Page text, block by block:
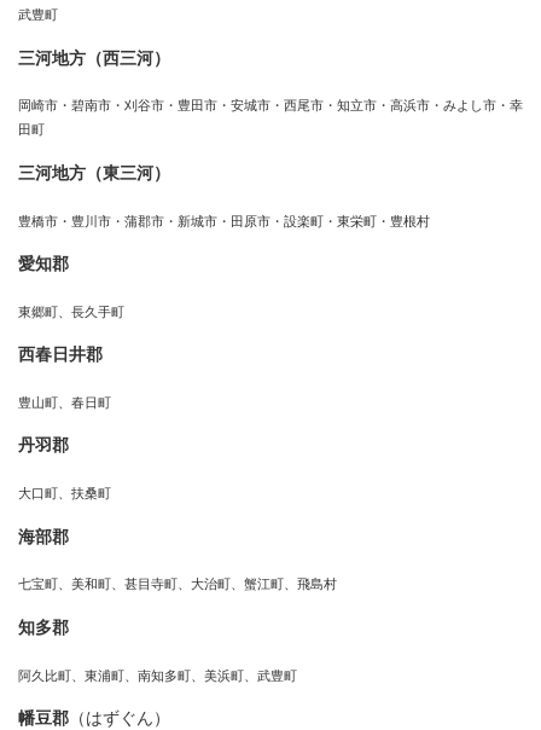
武豊町
三河地方（西三河）
岡崎市・碧南市・刈谷市・豊田市・安城市・西尾市・知立市・高浜市・みよし市・幸
田町
三河地方（東三河）
豊橋市・豊川市・蒲郡市・新城市・田原市・設楽町・東栄町・豊根村
愛知郡
東郷町、長久手町
西春日井郡
豊山町、春日町
丹羽郡
大口町、扶桑町
海部郡
七宝町、美和町、甚目寺町、大治町、蟹江町、飛島村
知多郡
阿久比町、東浦町、南知多町、美浜町、武豊町
幡豆郡 （はずぐん）